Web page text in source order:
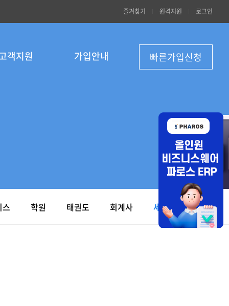
즐겨찾기 원격지원 로그인
객지원 가입안내 빠른가입신청
학원 태권도 회계사 세무사